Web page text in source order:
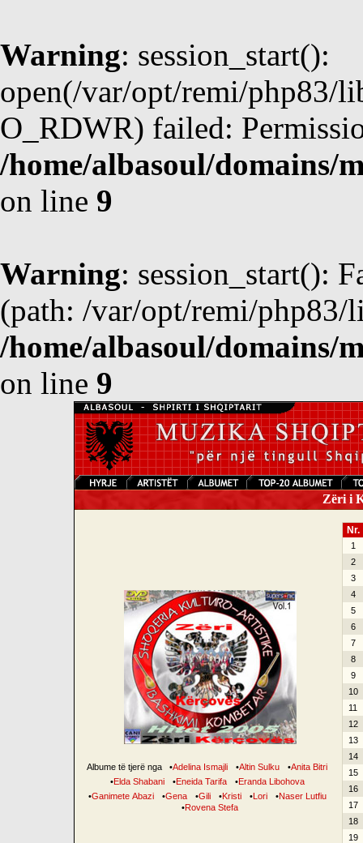
Warning: session_start():
open(/var/opt/remi/php83/
O_RDWR) failed:
/home/albasoul/domains/
on line 9
Warning: session_start():
(path: /var/opt/remi/php83/
/home/albasoul/domains/
on line 9
Zëri i
Albume të tjerë nga •Adelina Ismajli •Altin Sulku •Anita Bitri
•Elda Shabani •Eneida Tarifa •Eranda Libohova
•Ganimete Abazi •Gena •Gili •Kristi •Lori •Naser Lutfiu
•Rovena Stefa
Nr.
1
2
3
4
5
6
7
8
9
10
11
12
13
14
15
16
17
18
19